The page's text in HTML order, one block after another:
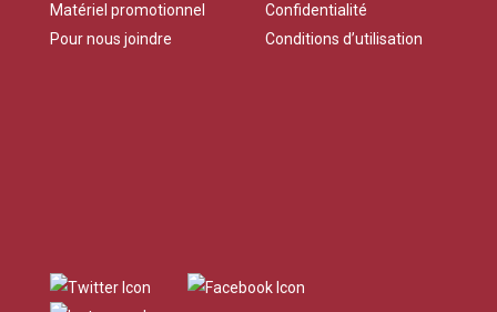
Matériel promotionnel
Pour nous joindre
Confidentialité
Conditions d’utilisation